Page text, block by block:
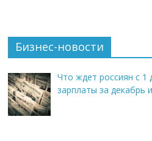
Бизнес-новости
Что ждет россиян с 1
зарплаты за декабрь